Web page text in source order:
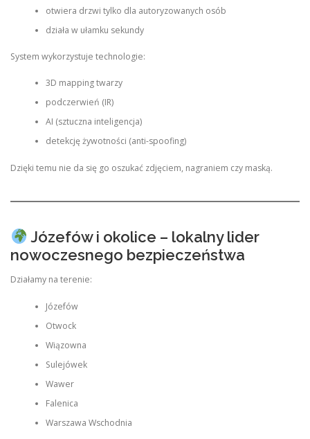
otwiera drzwi tylko dla autoryzowanych osób
działa w ułamku sekundy
System wykorzystuje technologie:
3D mapping twarzy
podczerwień (IR)
AI (sztuczna inteligencja)
detekcję żywotności (anti-spoofing)
Dzięki temu nie da się go oszukać zdjęciem, nagraniem czy maską.
Józefów i okolice – lokalny lider
nowoczesnego bezpieczeństwa
Działamy na terenie:
Józefów
Otwock
Wiązowna
Sulejówek
Wawer
Falenica
Warszawa Wschodnia